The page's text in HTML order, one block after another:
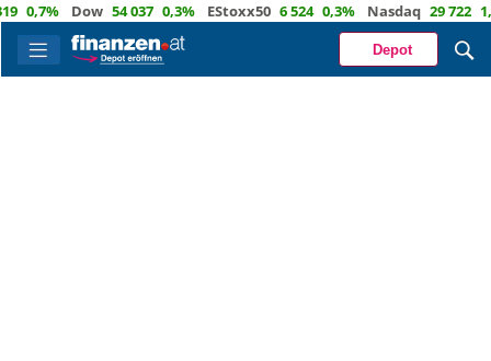
Dow 54 037 0,3% EStoxx50 6 524 0,3% Nasdaq 29 722 1,2%
Depot